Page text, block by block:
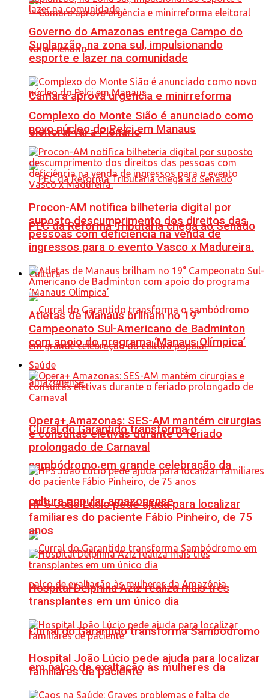
Câmara aprova urgência e minirreforma
eleitoral vai a Plenário
PEC da Reforma Tributária chega ao Senado
Cultura
Curral do Garantido transforma o
sambódromo em grande celebração da
cultura popular amazonense
Curral do Garantido transforma Sambódromo
em palco de exaltação às mulheres da
Governo do Amazonas entrega Campo do
Suplanzão, na zona sul, impulsionando
esporte e lazer na comunidade
Complexo do Monte Sião é anunciado como
novo núcleo do Pelci em Manaus
Procon-AM notifica bilheteria digital por
suposto descumprimento dos direitos das
pessoas com deficiência na venda de
ingressos para o evento Vasco x Madureira.
Atletas de Manaus brilham no 19°
Campeonato Sul-Americano de Badminton
com apoio do programa ‘Manaus Olímpica’
Saúde
Opera+ Amazonas: SES-AM mantém cirurgias
e consultas eletivas durante o feriado
prolongado de Carnaval
HPS João Lúcio pede ajuda para localizar
familiares do paciente Fábio Pinheiro, de 75
anos
Hospital Delphina Aziz realiza mais três
transplantes em um único dia
Hospital João Lúcio pede ajuda para localizar
familiares de paciente